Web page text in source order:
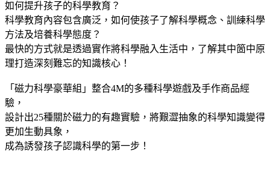
如何提升孩子的科學教育？
科學教育內容包含廣泛，如何使孩子了解科學概念、訓練科學
方法及培養科學態度？
最快的方式就是透過實作將科學融入生活中，了解其中箇中原
理打造深刻難忘的知識核心！
「磁力科學豪華組」整合4M的多種科學遊戲及手作商品經
驗，
設計出25種關於磁力的有趣實驗，將艱澀抽象的科學知識變得
更加生動具象，
成為誘發孩子認識科學的第一步！